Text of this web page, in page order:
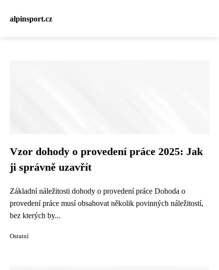
alpinsport.cz
Vzor dohody o provedení práce 2025: Jak
ji správně uzavřít
Základní náležitosti dohody o provedení práce Dohoda o
provedení práce musí obsahovat několik povinných náležitostí,
bez kterých by...
Ostatní